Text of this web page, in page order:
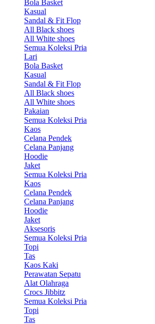
Bola Basket
Kasual
Sandal & Fit Flop
All Black shoes
All White shoes
Semua Koleksi Pria
Lari
Bola Basket
Kasual
Sandal & Fit Flop
All Black shoes
All White shoes
Pakaian
Semua Koleksi Pria
Kaos
Celana Pendek
Celana Panjang
Hoodie
Jaket
Semua Koleksi Pria
Kaos
Celana Pendek
Celana Panjang
Hoodie
Jaket
Aksesoris
Semua Koleksi Pria
Topi
Tas
Kaos Kaki
Perawatan Sepatu
Alat Olahraga
Crocs Jibbitz
Semua Koleksi Pria
Topi
Tas